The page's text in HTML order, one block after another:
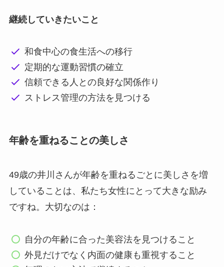
継続していきたいこと
和食中心の食生活への移行
定期的な運動習慣の確立
信頼できる人との良好な関係作り
ストレス管理の方法を見つける
年齢を重ねることの美しさ
49歳の井川さんが年齢を重ねるごとに美しさを増
していることは、私たち女性にとって大きな励み
ですね。大切なのは：
自分の年齢に合った美容法を見つけること
外見だけでなく内面の健康も重視すること